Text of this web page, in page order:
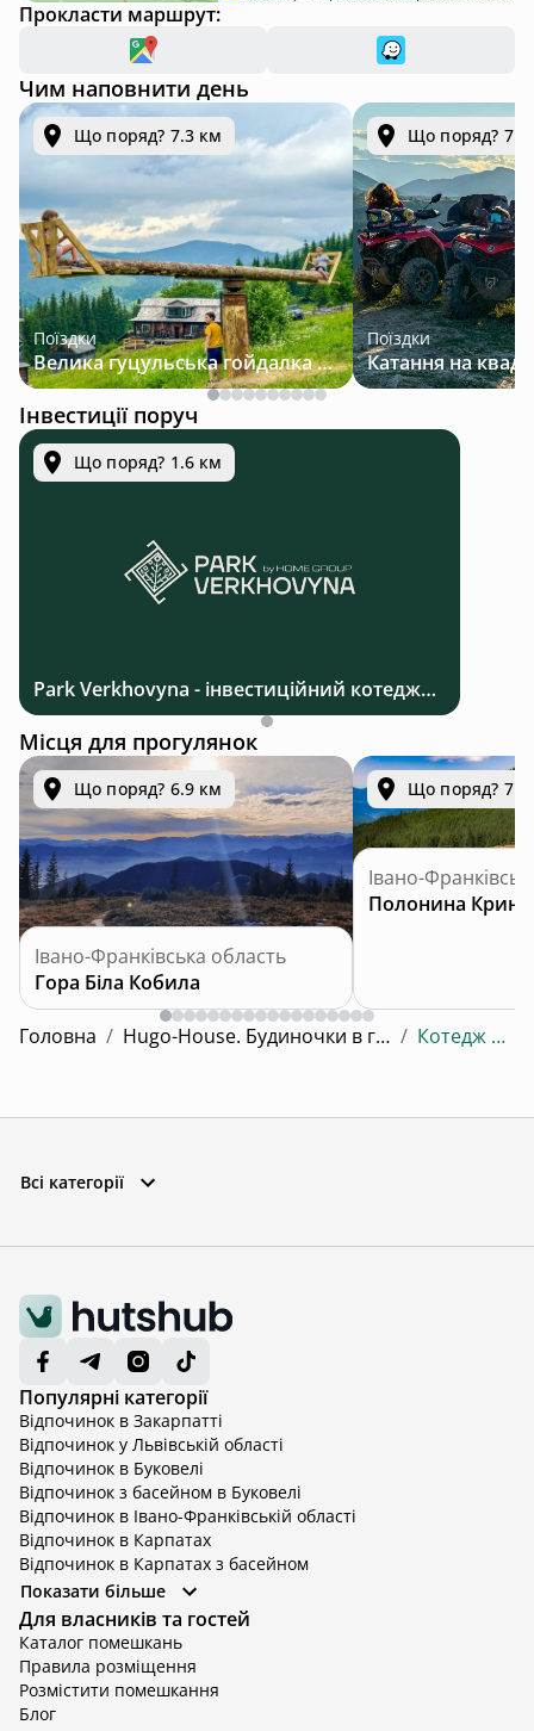
Прокласти маршрут:
Чим наповнити день
Що поряд? 7.3 км
Поїздки
Велика гуцульська гойдалка — джип-тур у Карпатах
Що поряд? 7.3
Поїздки
Інвестиції поруч
Що поряд? 1.6 км
Park Verkhovyna - інвестиційний котеджний комплекс біля Верховини в Карпатах
Місця для прогулянок
Що поряд? 6.9 км
Івано-Франківська область
Гора Біла Кобила
Що поряд? 7.2
Івано-
Полонина
Головна / Hugo-House. Будиночки в горах з чаном / Котедж Hugo 4
Всі категорії
Популярні категорії
Відпочинок в Закарпатті
Відпочинок у Львівській області
Відпочинок в Буковелі
Відпочинок з басейном в Буковелі
Відпочинок в Івано-Франківській області
Відпочинок в Карпатах
Відпочинок в Карпатах з басейном
Відпочинок в Київській області
Відпочинок в Київській області з басейном
Відпочинок в Тернопільській області
Відпочинок у Вінницькій області
Відпочинок в Яремче
Відпочинок у Львівській області з басейном
Показати більше
Для власників та гостей
Каталог помешкань
Правила розміщення
Розмістити помешкання
Блог